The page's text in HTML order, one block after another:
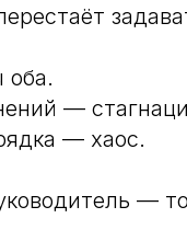
оба.
—
— хаос.
—